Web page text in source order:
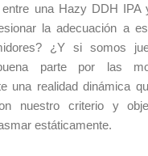
una Hazy DDH IPA
la adecuación a
¿Y si somos
parte por las
una realidad dinámica
nuestro criterio y
estáticamente.